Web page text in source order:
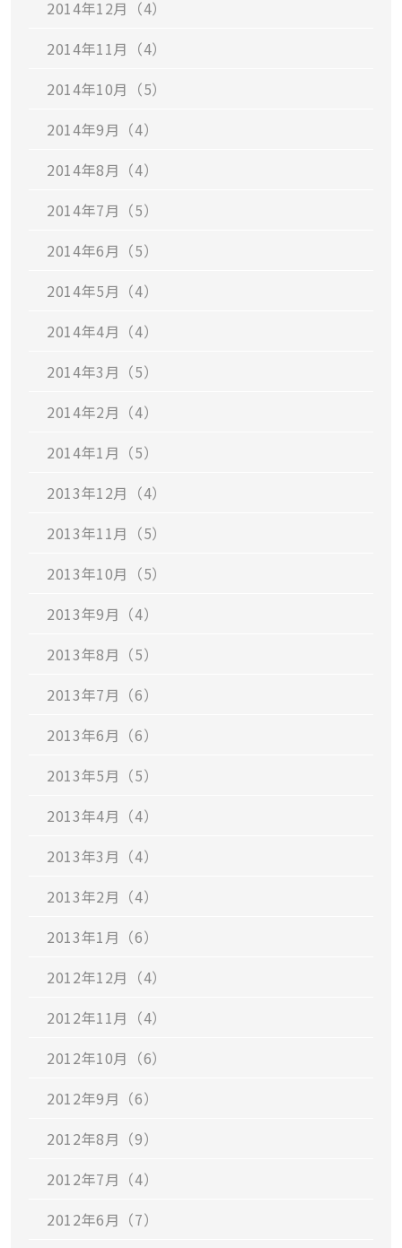
2014年12月（4）
2014年11月（4）
2014年10月（5）
2014年9月（4）
2014年8月（4）
2014年7月（5）
2014年6月（5）
2014年5月（4）
2014年4月（4）
2014年3月（5）
2014年2月（4）
2014年1月（5）
2013年12月（4）
2013年11月（5）
2013年10月（5）
2013年9月（4）
2013年8月（5）
2013年7月（6）
2013年6月（6）
2013年5月（5）
2013年4月（4）
2013年3月（4）
2013年2月（4）
2013年1月（6）
2012年12月（4）
2012年11月（4）
2012年10月（6）
2012年9月（6）
2012年8月（9）
2012年7月（4）
2012年6月（7）